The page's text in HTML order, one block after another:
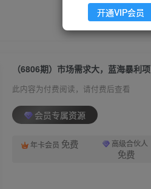
此内容为付费阅读，请付费后查看
会员专属资源
年卡会员 免费 高级合伙人
免费
开通VIP会员